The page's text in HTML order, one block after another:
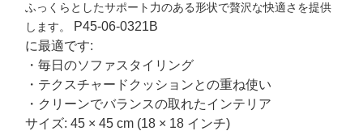
ふっくらとしたサポート力のある形状で贅沢な快適さを提供
します。
P45-06-0321B
に最適です:
・毎日のソファスタイリング
・テクスチャードクッションとの重ね使い
・クリーンでバランスの取れたインテリア
サイズ: 45 × 45 cm (18 × 18 インチ)